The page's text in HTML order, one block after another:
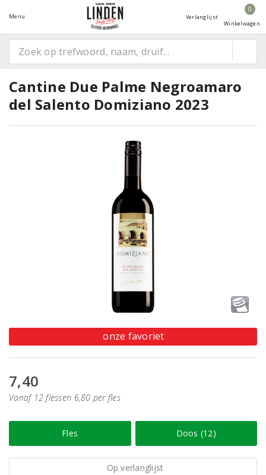
Menu Verlanglijst
0
Winkelwagen
Cantine Due Palme Negroamaro
del Salento Domiziano 2023
onze favoriet
7,40
Vanaf 12 flessen 6,80 per fles
Fles Doos (12)
Op verlanglijst